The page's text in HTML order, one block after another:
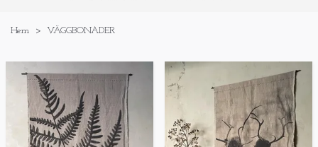
Hem VÄGGBONADER